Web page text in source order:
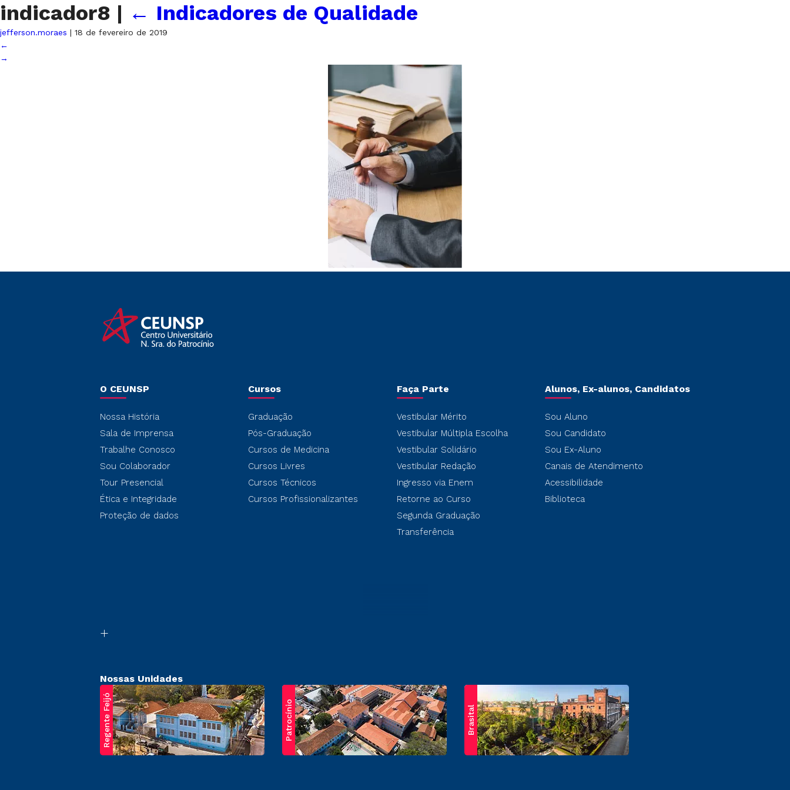
indicador8 | ← Indicadores de Qualidade
jefferson.moraes | 18 de fevereiro de 2019
←
→
O CEUNSP
Nossa História
Sala de Imprensa
Trabalhe Conosco
Sou Colaborador
Tour Presencial
Ética e Integridade
Proteção de dados
Cursos
Graduação
Pós-Graduação
Cursos de Medicina
Cursos Livres
Cursos Técnicos
Cursos Profissionalizantes
Faça Parte
Vestibular Mérito
Vestibular Múltipla Escolha
Vestibular Solidário
Vestibular Redação
Ingresso via Enem
Retorne ao Curso
Segunda Graduação
Transferência
Alunos, Ex-alunos, Candidatos
Sou Aluno
Sou Candidato
Sou Ex-Aluno
Canais de Atendimento
Acessibilidade
Biblioteca
Nossas Unidades
Regente Feijó Patrocínio Brasital